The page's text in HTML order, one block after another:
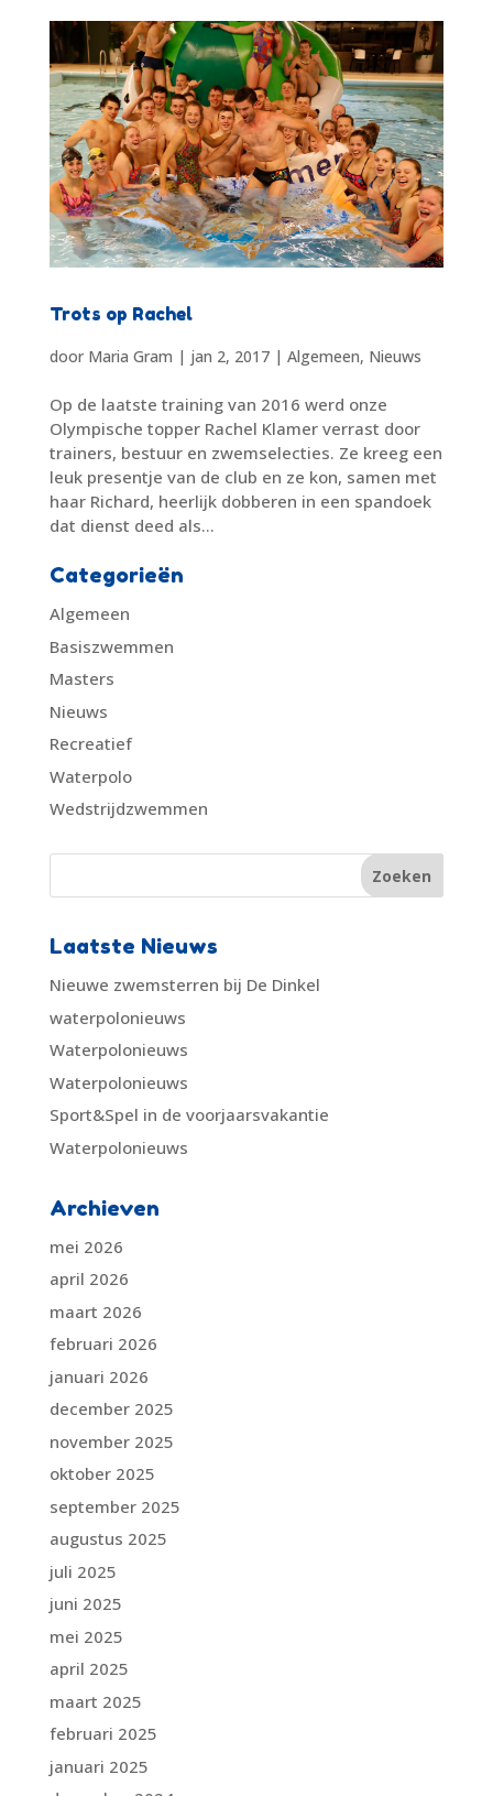
Trots op Rachel
door Maria Gram | jan 2, 2017| Algemeen, Nieuws
Op de laatste training van 2016 werd onze
Olympische topper Rachel Klamer verrast door
trainers, bestuur en zwemselecties. Ze kreeg een
leuk presentje van de club en ze kon, samen met
haar Richard, heerlijk dobberen in een spandoek
dat dienst deed als...
Categorieën
Algemeen
Basiszwemmen
Masters
Nieuws
Recreatief
Waterpolo
Wedstrijdzwemmen
Laatste Nieuws
Nieuwe zwemsterren bij De Dinkel
waterpolonieuws
Waterpolonieuws
Waterpolonieuws
Sport&Spel in de voorjaarsvakantie
Waterpolonieuws
Archieven
mei 2026
april 2026
maart 2026
februari 2026
januari 2026
december 2025
november 2025
oktober 2025
september 2025
augustus 2025
juli 2025
juni 2025
mei 2025
april 2025
maart 2025
februari 2025
januari 2025